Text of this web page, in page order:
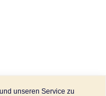
unseren Service zu